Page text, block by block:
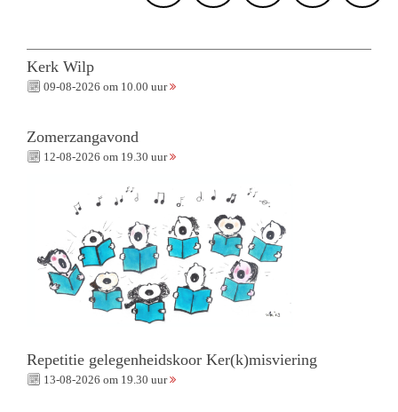
Kerk Wilp
09-08-2026 om 10.00 uur
Zomerzangavond
12-08-2026 om 19.30 uur
Repetitie gelegenheidskoor Ker(k)misviering
13-08-2026 om 19.30 uur